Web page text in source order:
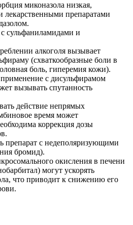
миконазола низкая,
лекарственными препаратами
сульфаниламидами и
алкоголя вызывает
(схваткообразные боли в
боль, гиперемия кожи).
с дисульфирамом
вызывать спутанность
действие непрямых
время может
коррекция дозы
препарат с недеполяризующими
бромид).
окисления в печени
могут ускорять
что приводит к снижению его